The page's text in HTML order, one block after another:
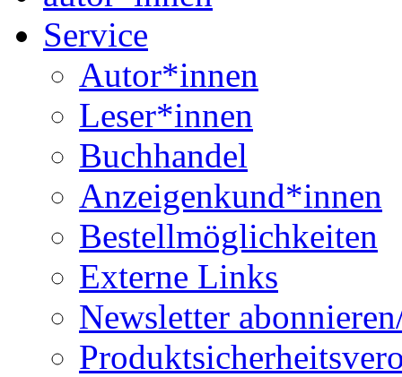
Service
Autor*innen
Leser*innen
Buchhandel
Anzeigenkund*innen
Bestellmöglichkeiten
Externe Links
Newsletter